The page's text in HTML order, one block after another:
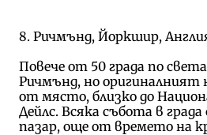
8. Ричмънд, Йоркшир,
Повече от 50 града по
Ричмънд, но оригиналният
от място, близко до
Дейлс. Всяка събота в града
пазар, още от времето на